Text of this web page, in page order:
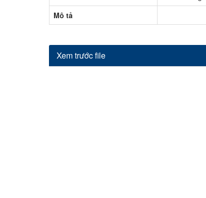
Mô tả
Xem trước file